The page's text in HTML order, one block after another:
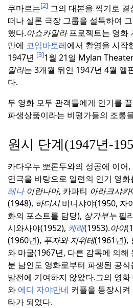
쿠마르는[2] 그의 대본을 찍기로
떠나 실론 극장 그룹을 설득하여
했다.아쇼카말라프로젝트는 영화
만에 코임바토레에서 촬영을 시작
1947년 [3]1월 21일 Mylan
말라는 3개월 뒤인 1947년 4월 엘
다.
두 영화 모두 관객들에게 인기를
파생상품이라는 비평가들의 조롱
원시 단계(1947년-
카다우누 뽀론두와의 성공에 이어,
연극을 바탕으로 일련의 인기 영화
레나 이란나마, 카파티 아라크샤카
(1948), 하디시비니샤야(1950, 자
화의 포스트를 담당), 상가부누 필
시와사야(1952), 케레(1953).아야
(1960년), 푸자와 지위테(1961년),
와 마굴(1967년, 다른 감독에 의해
분 남인도 영화로부터 파생된 공
발전에 기여하지 않았다.그의 영
와 에디 자야만네 커플을 등장시
타가 되었다.